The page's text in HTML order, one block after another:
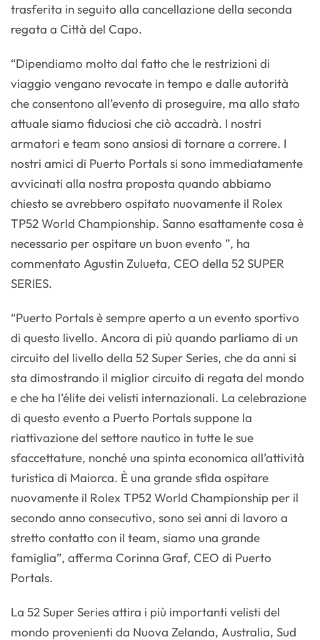
trasferita in seguito alla cancellazione della seconda
regata a Città del Capo.
“Dipendiamo molto dal fatto che le restrizioni di
viaggio vengano revocate in tempo e dalle autorità
che consentono all’evento di proseguire, ma allo stato
attuale siamo fiduciosi che ciò accadrà. I nostri
armatori e team sono ansiosi di tornare a correre. I
nostri amici di Puerto Portals si sono immediatamente
avvicinati alla nostra proposta quando abbiamo
chiesto se avrebbero ospitato nuovamente il Rolex
TP52 World Championship. Sanno esattamente cosa è
necessario per ospitare un buon evento ”, ha
commentato Agustin Zulueta, CEO della 52 SUPER
SERIES.
“Puerto Portals è sempre aperto a un evento sportivo
di questo livello. Ancora di più quando parliamo di un
circuito del livello della 52 Super Series, che da anni si
sta dimostrando il miglior circuito di regata del mondo
e che ha l’élite dei velisti internazionali. La celebrazione
di questo evento a Puerto Portals suppone la
riattivazione del settore nautico in tutte le sue
sfaccettature, nonché una spinta economica all’attività
turistica di Maiorca. È una grande sfida ospitare
nuovamente il Rolex TP52 World Championship per il
secondo anno consecutivo, sono sei anni di lavoro a
stretto contatto con il team, siamo una grande
famiglia”, afferma Corinna Graf, CEO di Puerto
Portals.
La 52 Super Series attira i più importanti velisti del
mondo provenienti da Nuova Zelanda, Australia, Sud